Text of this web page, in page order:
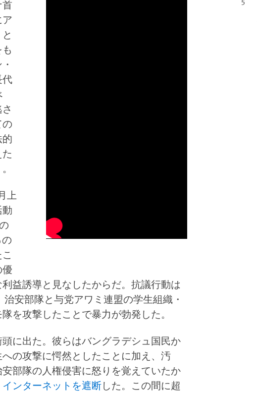
代
上
益誘導と見なしたからだ。抗議行動は
治安部隊と与党アワミ連盟の学生組織・
を攻撃したことで暴力が勃発した。
に出た。彼らはバングラデシュ国民か
の攻撃に愕然としたことに加え、汚
部隊の人権侵害に怒りを覚えていたか
ンターネットを遮断した。この間に超